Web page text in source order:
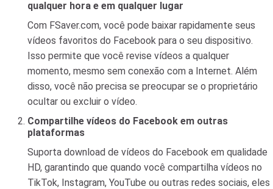
qualquer hora e em qualquer lugar
Com FSaver.com, você pode baixar rapidamente seus
vídeos favoritos do Facebook para o seu dispositivo.
Isso permite que você revise vídeos a qualquer
momento, mesmo sem conexão com a Internet. Além
disso, você não precisa se preocupar se o proprietário
ocultar ou excluir o vídeo.
Compartilhe vídeos do Facebook em outras
plataformas
Suporta download de vídeos do Facebook em qualidade
HD, garantindo que quando você compartilha vídeos no
TikTok, Instagram, YouTube ou outras redes sociais, eles